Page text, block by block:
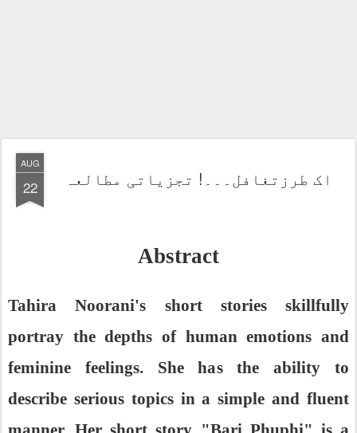
AUG
22 اک طرزتغافل۔۔۔! تجزیاتی مطالعہ
Abstract
Tahira Noorani's short stories skillfully
portray the depths of human emotions and
feminine feelings. She has the ability to
describe serious topics in a simple and fluent